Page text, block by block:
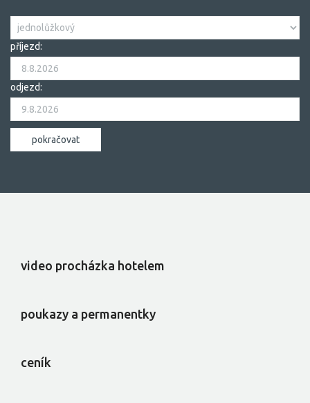
příjezd:
odjezd:
video procházka hotelem
poukazy a permanentky
ceník